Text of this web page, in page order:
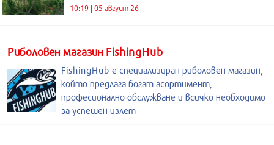
10:19 | 05 август 26
Риболовен магазин FishingHub
FishingHub е специализиран риболовен магазин,
който предлага богат асортимент,
професионално обслужване и всичко необходимо
за успешен излет